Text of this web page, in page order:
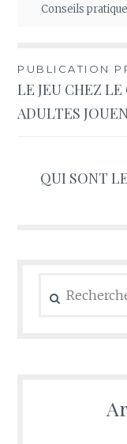
Conseils
Navigation
de
l’article
PUBLICATION
LE JEU CHEZ
ADULTES
QUI SONT